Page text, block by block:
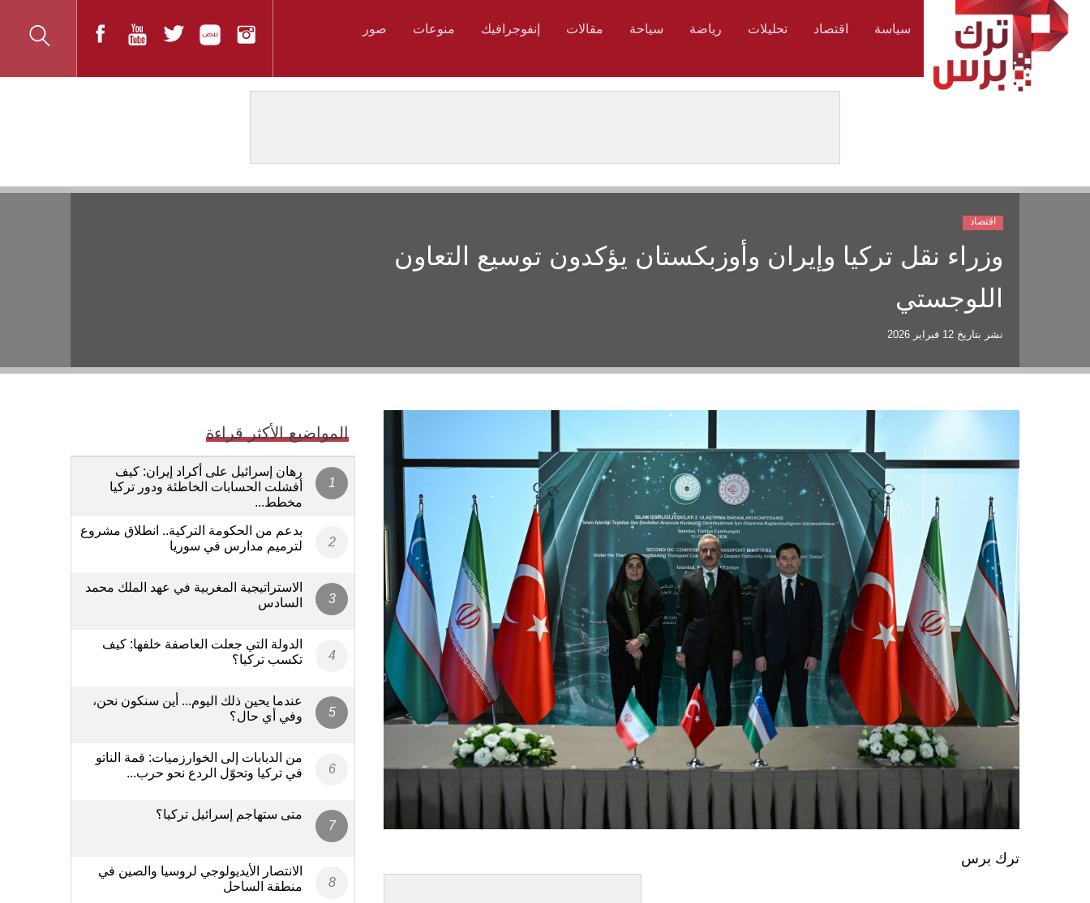
سياسة اقتصاد تحليلات رياضة سياحة مقالات إنفوجرافيك منوعات صور
وزراء نقل تركيا وإيران وأوزبكستان يؤكدون توسيع التعاون
اللوجستي
نشر بتاريخ 12 فبراير 2026
اقتصاد
ترك برس
المواضيع الأكثر قراءة
رهان إسرائيل على أكراد إيران: كيف
أفشلت الحسابات الخاطئة ودور تركيا
مخطط...
بدعم من الحكومة التركية.. انطلاق مشروع
لترميم مدارس في سوريا
الاستراتيجية المغربية في عهد الملك محمد
السادس
الدولة التي جعلت العاصفة خلفها: كيف
تكسب تركيا؟
عندما يحين ذلك اليوم... أين سنكون نحن،
وفي أي حال؟
من الدبابات إلى الخوارزميات: قمة الناتو
في تركيا وتحوّل الردع نحو حرب...
متى ستهاجم إسرائيل تركيا؟
الانتصار الأيديولوجي لروسيا والصين في
منطقة الساحل